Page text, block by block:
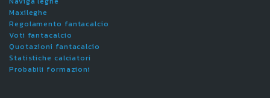
Maxileghe
Regolamento fantacalcio
Voti fantacalcio
Quotazioni fantacalcio
Statistiche calciatori
Probabili formazioni